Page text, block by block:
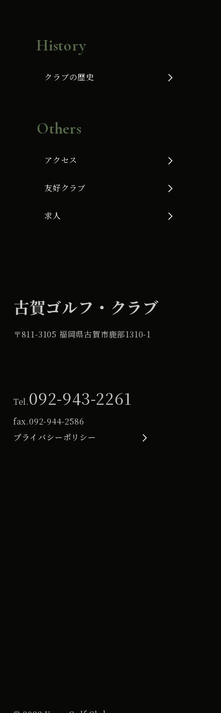
History
クラブの歴史
Others
アクセス
友好クラブ
求人
古賀ゴルフ・クラブ
〒811-3105 福岡県古賀市鹿部1310-1
Tel.092-943-2261
fax.092-944-2586
プライバシーポリシー